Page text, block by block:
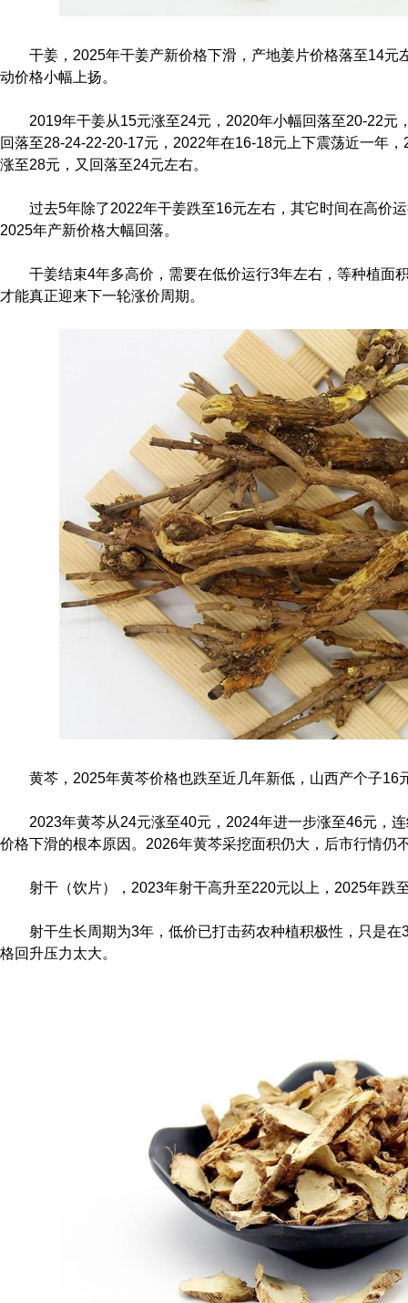
干姜，2025年干姜产新价格下滑，产地姜片价格落至14元
动价格小幅上扬。
2019年干姜从15元涨至24元，2020年小幅回落至20-22元
回落至28-24-22-20-17元，2022年在16-18元上下震荡近一年
涨至28元，又回落至24元左右。
过去5年除了2022年干姜跌至16元左右，其它时间在高价
2025年产新价格大幅回落。
干姜结束4年多高价，需要在低价运行3年左右，等种植面
才能真正迎来下一轮涨价周期。
黄芩，2025年黄芩价格也跌至近几年新低，山西产个子16
2023年黄芩从24元涨至40元，2024年进一步涨至46元，
价格下滑的根本原因。2026年黄芩采挖面积仍大，后市行情仍
射干（饮片），2023年射干高升至220元以上，2025年跌
射干生长周期为3年，低价已打击药农种植积极性，只是
格回升压力太大。